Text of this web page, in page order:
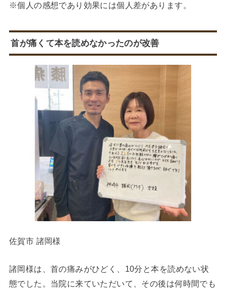
※個人の感想であり効果には個人差があります。
首が痛くて本を読めなかったのが改善
佐賀市 諸岡様
諸岡様は、首の痛みがひどく、10分と本を読めない状
態でした。当院に来ていただいて、その後は何時間でも